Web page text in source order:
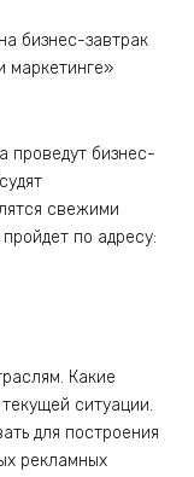
проведут бизнес-
свежими
по адресу:
Какие
ситуации.
для построения
рекламных